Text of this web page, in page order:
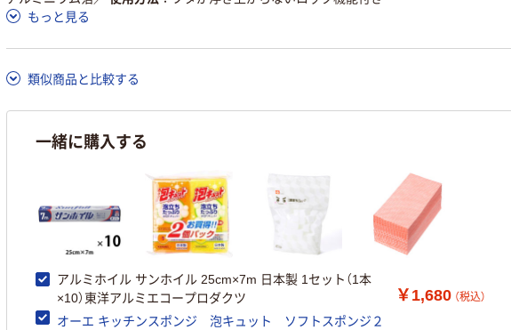
もっと見る
類似商品と比較する
一緒に購入する
アルミホイル サンホイル 25cm×7m 日本製 1セット（1本
×10）東洋アルミエコープロダクツ
￥1,680 （税込）
オーエ キッチンスポンジ 泡キュット ソフトスポンジ２